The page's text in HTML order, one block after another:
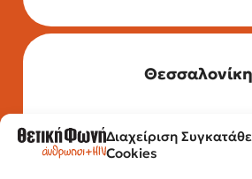
Διαχείριση
Cookies
Θεσσαλονίκη
Τηλέφωνο: 2315 525
Fax: 210 32 15 644